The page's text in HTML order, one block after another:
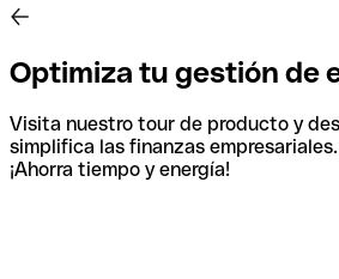
Optimiza tu gestión de
Visita nuestro tour de producto y
simplifica las finanzas empresariales.
¡Ahorra tiempo y energía!